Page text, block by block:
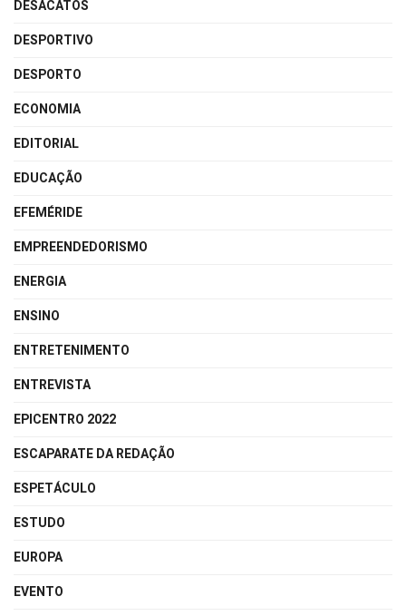
DESACATOS
DESPORTIVO
DESPORTO
ECONOMIA
EDITORIAL
EDUCAÇÃO
EFEMÉRIDE
EMPREENDEDORISMO
ENERGIA
ENSINO
ENTRETENIMENTO
ENTREVISTA
EPICENTRO 2022
ESCAPARATE DA REDAÇÃO
ESPETÁCULO
ESTUDO
EUROPA
EVENTO